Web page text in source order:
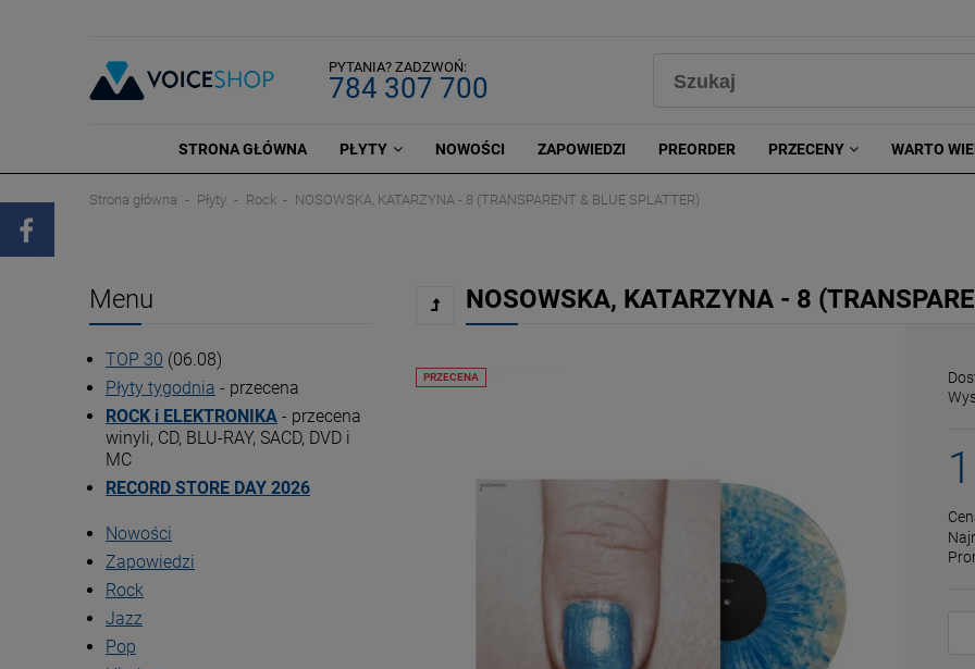
PYTANIA? ZADZWOŃ:
784 307 700
STRONA GŁÓWNA PŁYTY NOWOŚCI ZAPOWIEDZI PREORDER PRZECENY WARTO
Strona główna Płyty Rock NOSOWSKA, KATARZYNA - 8 (TRANSPARENT & BLUE SPLATTER)
Menu
TOP 30 (06.08)
Płyty tygodnia - przecena
ROCK i ELEKTRONIKA - przecena
winyli, CD, BLU-RAY, SACD, DVD i
MC
RECORD STORE DAY 2026
Nowości
Zapowiedzi
Rock
Jazz
Pop
NOSOWSKA, KATARZYNA - 8
PRZECENA